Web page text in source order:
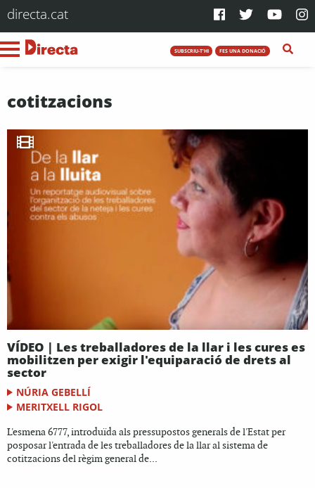
directa.cat
SUBSCRIU-T'HI FES UNA DONACIÓ
cotitzacions
VÍDEO | Les treballadores de la llar i les cures es
mobilitzen per exigir l'equiparació de drets al
sector
NÚRIA GEBELLÍ
MERITXELL RIGOL
L'esmena 6777, introduïda als pressupostos generals de l'Estat per
posposar l'entrada de les treballadores de la llar al sistema de
cotitzacions del règim general de...